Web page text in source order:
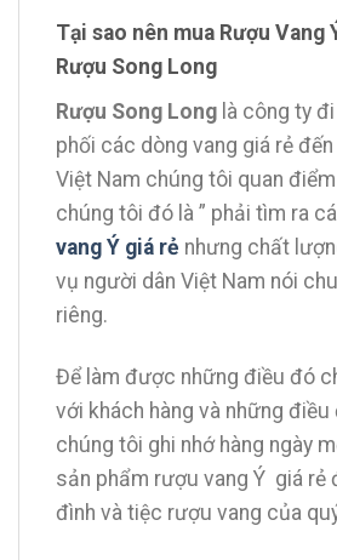
Tại sao nên mua Rượu Vang
Rượu Song Long
Rượu Song Long là công ty
phối các dòng vang giá rẻ
Việt Nam chúng tôi quan
chúng tôi đó là ” phải tìm ra
vang Ý giá rẻ nhưng chất
vụ người dân Việt Nam nói
riêng.
Để làm được những điều đó
với khách hàng và những
chúng tôi ghi nhớ hàng ngày
sản phẩm rượu vang Ý giá rẻ
đình và tiệc rượu vang của